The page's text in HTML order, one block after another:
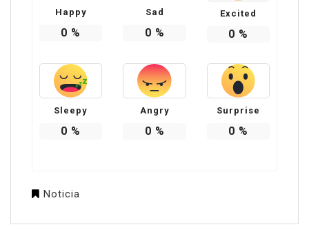
Happy
0 %
Sad
0 %
Excited
0 %
Sleepy
0 %
Angry
0 %
Surprise
0 %
Noticia